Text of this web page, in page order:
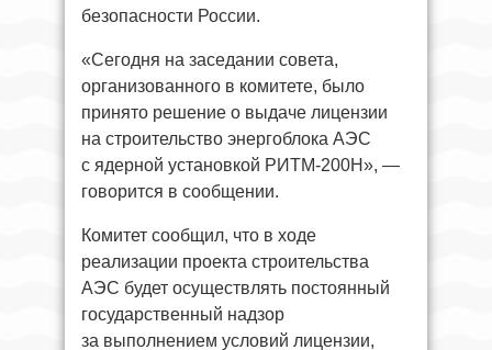
безопасности России.
«Сегодня на заседании совета,
организованного в комитете, было
принято решение о выдаче лицензии
на строительство энергоблока АЭС
с ядерной установкой РИТМ-200Н», —
говорится в сообщении.
Комитет сообщил, что в ходе
реализации проекта строительства
АЭС будет осуществлять постоянный
государственный надзор
за выполнением условий лицензии,